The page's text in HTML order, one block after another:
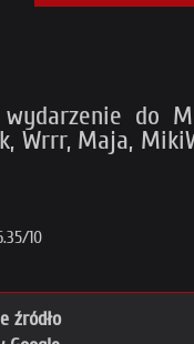
do
Wrrr, Maja,
10
źródło